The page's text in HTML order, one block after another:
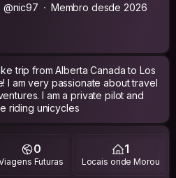
@nic97 Membro desde 2026
trip from Alberta Canada to Los
I am very passionate about travel
I am a private pilot and
riding unicycles
0
Futuras
1
Locais onde Morou